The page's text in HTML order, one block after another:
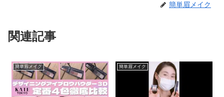
簡単眉メイク
関連記事
簡単眉メイク 簡単眉メイク